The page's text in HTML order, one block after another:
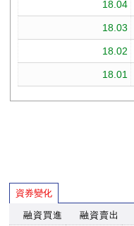
資券變化
融資買進 融資賣出